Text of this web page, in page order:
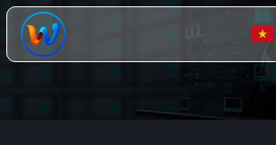
Chuyển
đến
dung